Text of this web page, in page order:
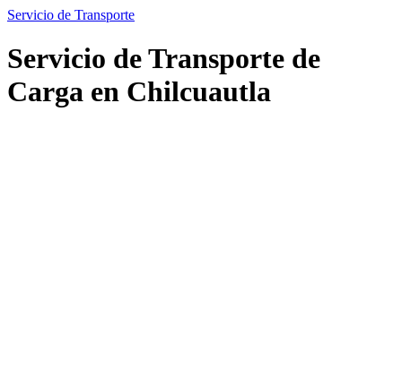
Servicio de Transporte
Servicio de Transporte de
Carga en Chilcuautla